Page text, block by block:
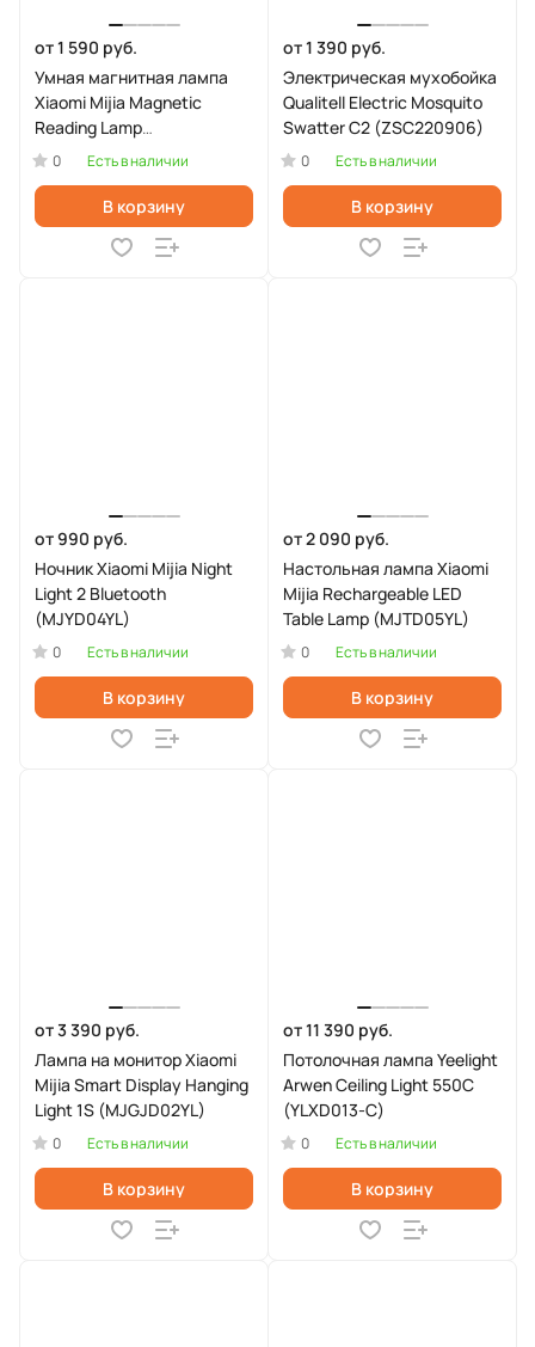
от 1 590 руб.
Умная магнитная лампа
Xiaomi Mijia Magnetic
Reading Lamp
(9290029114)
0 Есть в наличии
В корзину
от 1 390 руб.
Электрическая мухобойка
Qualitell Electric Mosquito
Swatter C2 (ZSC220906)
0 Есть в наличии
В корзину
от 990 руб.
Ночник Xiaomi Mijia Night
Light 2 Bluetooth
(MJYD04YL)
0 Есть в наличии
В корзину
от 2 090 руб.
Настольная лампа Xiaomi
Mijia Rechargeable LED
Table Lamp (MJTD05YL)
0 Есть в наличии
В корзину
от 3 390 руб.
Лампа на монитор Xiaomi
Mijia Smart Display Hanging
Light 1S (MJGJD02YL)
0 Есть в наличии
В корзину
от 11 390 руб.
Потолочная лампа Yeelight
Arwen Ceiling Light 550C
(YLXD013-С)
0 Есть в наличии
В корзину